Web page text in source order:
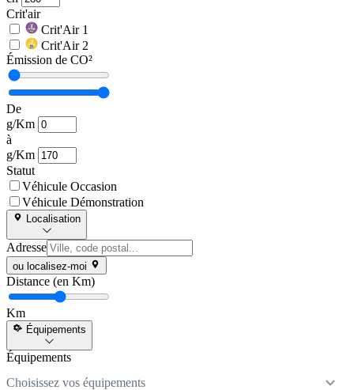
Crit'air
Crit'Air 1
Crit'Air 2
Émission de CO²
De
g/Km
à
g/Km
Statut
Véhicule Occasion
Véhicule Démonstration
Localisation
Adresse
ou localisez-moi
Distance (en Km)
Km
Équipements
Équipements
Choisissez vos équipements